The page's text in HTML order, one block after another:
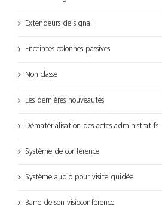
Extendeurs de signal
Enceintes colonnes passives
Non classé
Les dernières nouveautés
Dématérialisation des actes administratifs
Système de conférence
Système audio pour visite guidée
Barre de son visioconférence